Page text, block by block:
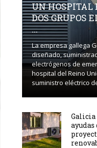
UN HOSPITAL
DOS GRUPOS
...
La empresa gallega
diseñado,
electrógenos de
hospital del Reino
suministro eléctrico
Galicia
ayudas